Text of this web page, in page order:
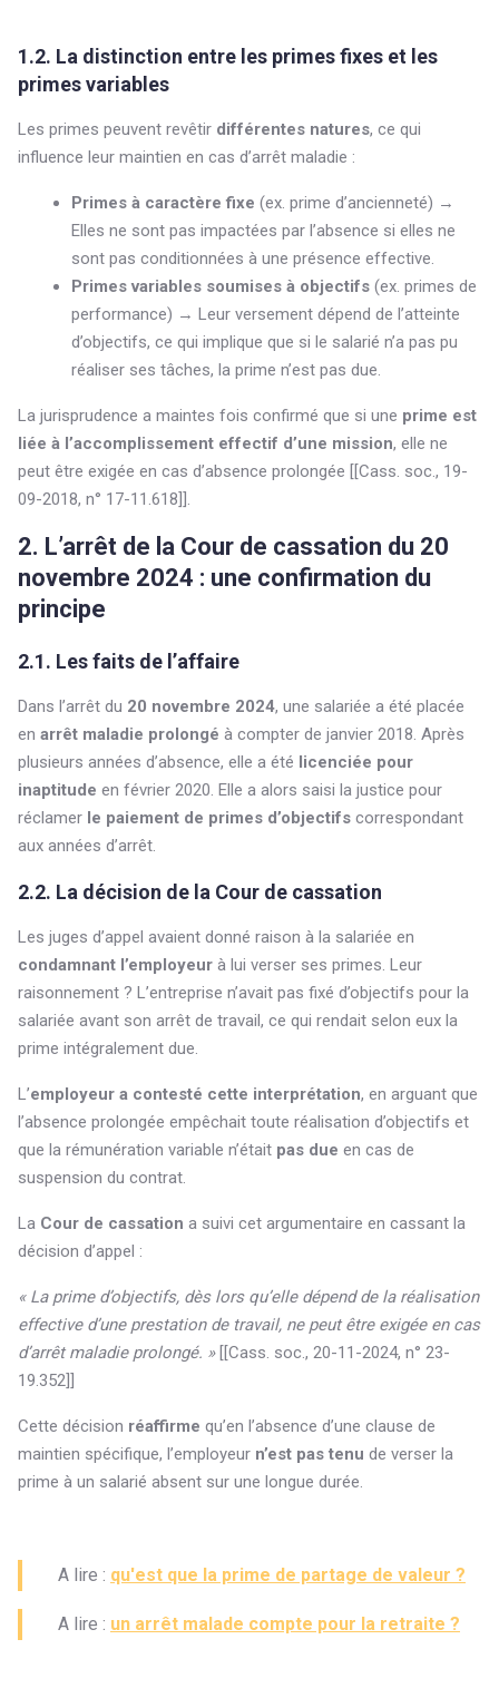
1.2. La distinction entre les primes fixes et les
primes variables
Les primes peuvent revêtir différentes natures, ce qui
influence leur maintien en cas d’arrêt maladie :
Primes à caractère fixe (ex. prime d’ancienneté) →
Elles ne sont pas impactées par l’absence si elles ne
sont pas conditionnées à une présence effective.
Primes variables soumises à objectifs (ex. primes de
performance) → Leur versement dépend de l’atteinte
d’objectifs, ce qui implique que si le salarié n’a pas pu
réaliser ses tâches, la prime n’est pas due.
La jurisprudence a maintes fois confirmé que si une prime est
liée à l’accomplissement effectif d’une mission, elle ne
peut être exigée en cas d’absence prolongée [[Cass. soc., 19-
09-2018, n° 17-11.618]].
2. L’arrêt de la Cour de cassation du 20
novembre 2024 : une confirmation du
principe
2.1. Les faits de l’affaire
Dans l’arrêt du 20 novembre 2024, une salariée a été placée
en arrêt maladie prolongé à compter de janvier 2018. Après
plusieurs années d’absence, elle a été licenciée pour
inaptitude en février 2020. Elle a alors saisi la justice pour
réclamer le paiement de primes d’objectifs correspondant
aux années d’arrêt.
2.2. La décision de la Cour de cassation
Les juges d’appel avaient donné raison à la salariée en
condamnant l’employeur à lui verser ses primes. Leur
raisonnement ? L’entreprise n’avait pas fixé d’objectifs pour la
salariée avant son arrêt de travail, ce qui rendait selon eux la
prime intégralement due.
L’employeur a contesté cette interprétation, en arguant que
l’absence prolongée empêchait toute réalisation d’objectifs et
que la rémunération variable n’était pas due en cas de
suspension du contrat.
La Cour de cassation a suivi cet argumentaire en cassant la
décision d’appel :
« La prime d’objectifs, dès lors qu’elle dépend de la réalisation
effective d’une prestation de travail, ne peut être exigée en cas
d’arrêt maladie prolongé. »[[Cass. soc., 20-11-2024, n° 23-
19.352]]
Cette décision réaffirme qu’en l’absence d’une clause de
maintien spécifique, l’employeur n’est pas tenu de verser la
prime à un salarié absent sur une longue durée.
A lire : qu'est que la prime de partage de valeur ?
A lire : un arrêt malade compte pour la retraite ?